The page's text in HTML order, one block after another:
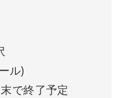
ル)
で終了予定